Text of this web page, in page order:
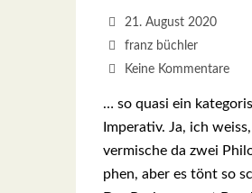
21. August 2020
franz büchler
Keine Kommentare
… so qua­si ein
Impe­ra­tiv. Ja, ich
ver­mi­sche da zwei
phen, aber es tönt so